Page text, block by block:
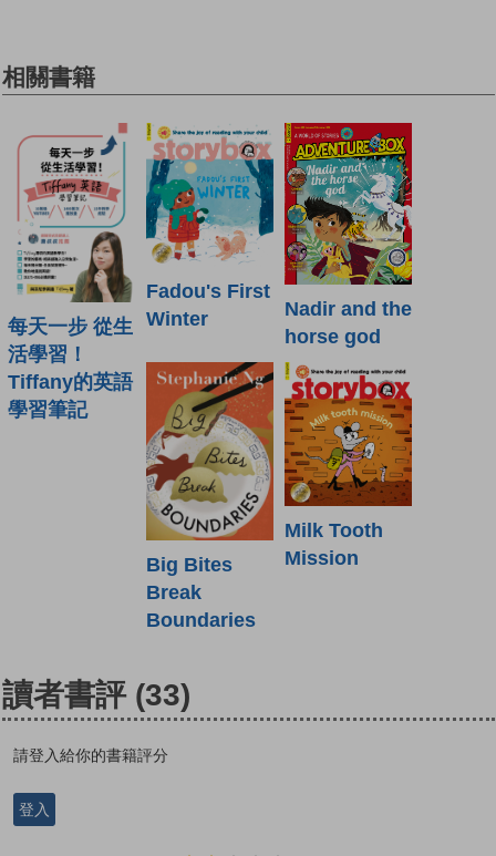
相關書籍
每天一步 從生
活學習！
Tiffany的英語
學習筆記
Fadou's First
Winter
Nadir and the
horse god
Big Bites
Break
Boundaries
Milk Tooth
Mission
讀者書評 (33)
請登入給你的書籍評分
登入